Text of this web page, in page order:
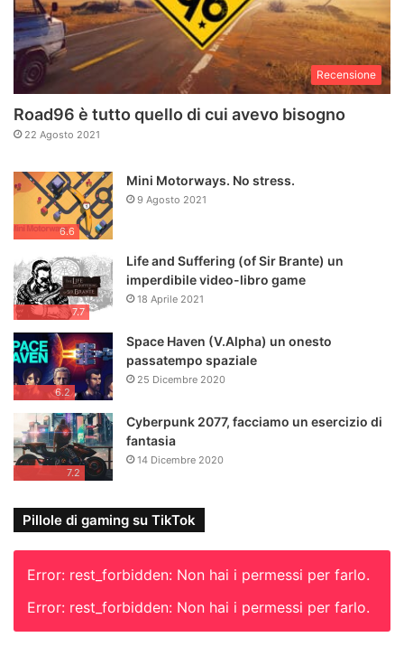
Recensione
Road96 è tutto quello di cui avevo bisogno
22 Agosto 2021
6.6
Mini Motorways. No stress.
9 Agosto 2021
7.7
Life and Suffering (of Sir Brante) un
imperdibile video-libro game
18 Aprile 2021
6.2
Space Haven (V.Alpha) un onesto
passatempo spaziale
25 Dicembre 2020
7.2
Cyberpunk 2077, facciamo un esercizio di
fantasia
14 Dicembre 2020
Pillole di gaming su TikTok
Error: rest_forbidden: Non hai i permessi per farlo.
Error: rest_forbidden: Non hai i permessi per farlo.